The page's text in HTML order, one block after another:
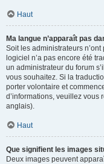
Haut
Ma langue n’apparaît pas
Soit les administrateurs
logiciel n’a pas encore été
un administrateur du forum
vous souhaitez. Si la
porter volontaire et
d’informations, veuillez vous
anglais).
Haut
Que signifient les images
Deux images peuvent